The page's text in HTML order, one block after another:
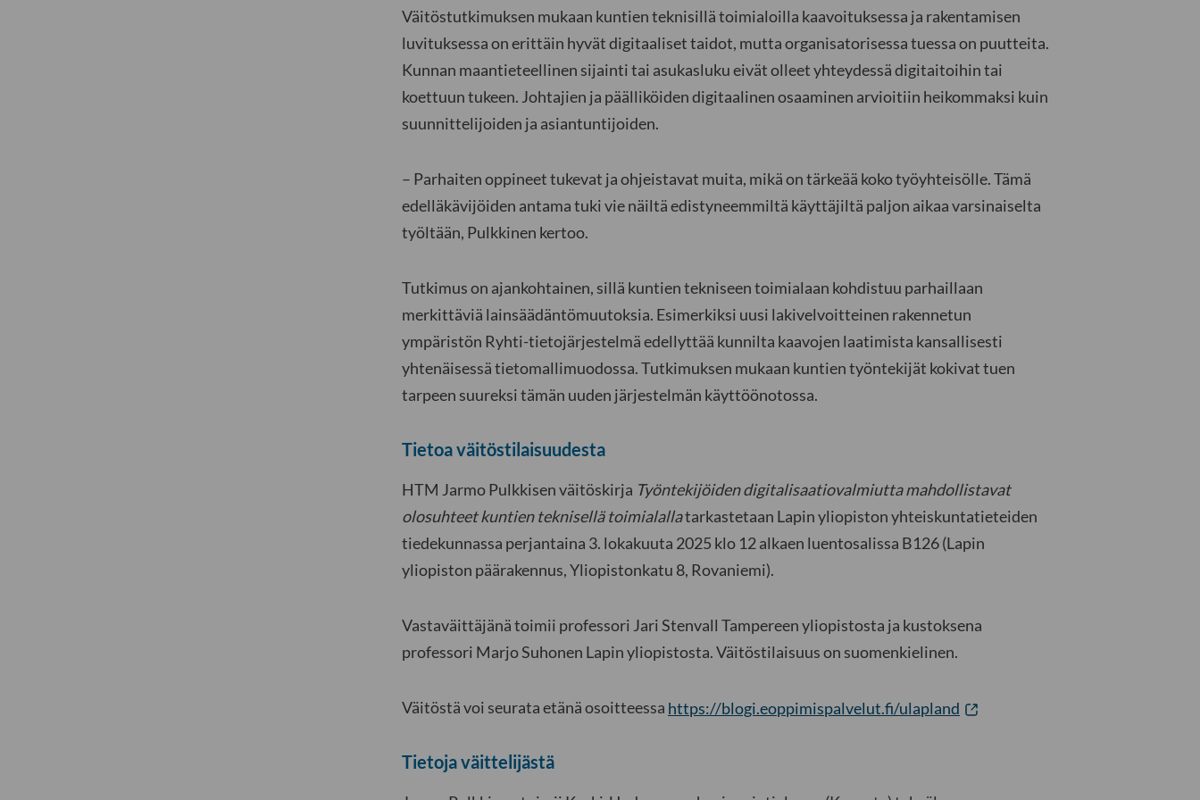
Väitöstutkimuksen mukaan kuntien teknisillä toimialoilla kaavoituksessa ja rakentamisen
luvituksessa on erittäin hyvät digitaaliset taidot, mutta organisatorisessa tuessa on puutteita.
Kunnan maantieteellinen sijainti tai asukasluku eivät olleet yhteydessä digitaitoihin tai
koettuun tukeen. Johtajien ja päälliköiden digitaalinen osaaminen arvioitiin heikommaksi kuin
suunnittelijoiden ja asiantuntijoiden.
– Parhaiten oppineet tukevat ja ohjeistavat muita, mikä on tärkeää koko työyhteisölle. Tämä
edelläkävijöiden antama tuki vie näiltä edistyneemmiltä käyttäjiltä paljon aikaa varsinaiselta
työltään, Pulkkinen kertoo.
Tutkimus on ajankohtainen, sillä kuntien tekniseen toimialaan kohdistuu parhaillaan
merkittäviä lainsäädäntömuutoksia. Esimerkiksi uusi lakivelvoitteinen rakennetun
ympäristön Ryhti-tietojärjestelmä edellyttää kunnilta kaavojen laatimista kansallisesti
yhtenäisessä tietomallimuodossa. Tutkimuksen mukaan kuntien työntekijät kokivat tuen
tarpeen suureksi tämän uuden järjestelmän käyttöönotossa.
Tietoa väitöstilaisuudesta
HTM Jarmo Pulkkisen väitöskirja Työntekijöiden digitalisaatiovalmiutta mahdollistavat
olosuhteet kuntien teknisellä toimialallatarkastetaan Lapin yliopiston yhteiskuntatieteiden
tiedekunnassa perjantaina 3. lokakuuta 2025 klo 12 alkaen luentosalissa B126 (Lapin
yliopiston päärakennus, Yliopistonkatu 8, Rovaniemi).
Vastaväittäjänä toimii professori Jari Stenvall Tampereen yliopistosta ja kustoksena
professori Marjo Suhonen Lapin yliopistosta. Väitöstilaisuus on suomenkielinen.
Väitöstä voi seurata etänä osoitteessa https://blogi.eoppimispalvelut.fi/ulapland
Tietoja väittelijästä